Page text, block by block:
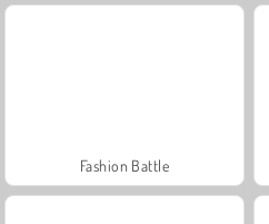
Fashion Battle